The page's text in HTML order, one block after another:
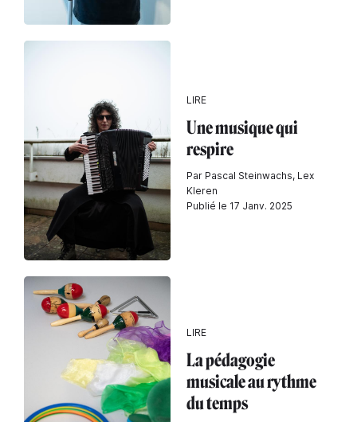
LIRE
Une musique qui
respire
Par Pascal Steinwachs, Lex
Kleren
Publié le 17 Janv. 2025
LIRE
La pédagogie
musicale au rythme
du temps